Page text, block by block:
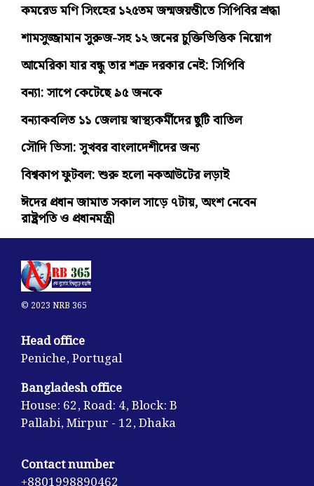
কমরেড মণি সিংহের ১২৫তম জন্মজয়ন্তীতে সিপিবির শ্রদ্ধা
শামসুজ্জামান সুরুজ-সহ ১২ জনের চুক্তিভিত্তিক নিয়োগ
আমেরিকা যার বন্ধু তার শত্রু দরকার নেই: সিপিবি
বন্যা: সাপে কেটেছে ৯৫ জনকে
বন্যাকবলিত ১১ জেলায় স্বাস্থ্যকর্মীদের ছুটি বাতিল
সৌদি ভিসা: সুখবর বাংলাদেশীদের জন্য
বিশ্বকাপ ফুটবল: শুরু হলো নকআউটের লড়াই
ঈদের প্রধান জামাত সকাল সাড়ে ৭টায়, অংশ নেবেন
রাষ্ট্রপতি ও প্রধানমন্ত্রী
© 2023 NRB 365
Head office
Peniche, Portugal
Bangladesh office
House: 62, Road: 4, Block: B
Pallabi, Mirpur - 12, Dhaka
Contact number